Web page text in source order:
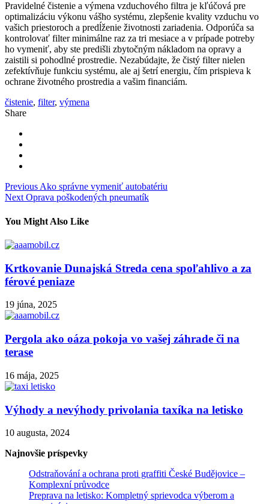
Pravidelné čistenie a výmena vzduchového filtra je kľúčová pre
optimalizáciu výkonu vášho systému, zlepšenie kvality vzduchu vo
vašich priestoroch a predĺženie životnosti zariadenia. Odporúča sa
kontrolovať filter minimálne raz za tri mesiace a v prípade potreby
ho vymeniť, aby ste predišli zbytočným nákladom na opravy a
zaistili si pohodlné prostredie. Nezabúdajte, že čistý filter nielen
zefektívňuje funkciu systému, ale aj šetrí energiu, čím prispieva k
ochrane životného prostredia a vašim financiám.
čistenie, filter, výmena
Share
Navigácia
v
článku
PreviousAko správne vymeniť autobatériu
Next Oprava poškodených pneumatík
You Might Also Like
Krtkovanie Dunajská Streda cena spoľahlivo a za
férové peniaze
19 júna, 2025
Pergola ako oáza pokoja vo vašej záhrade či na
terase
16 mája, 2025
Výhody a nevýhody privolania taxíka na letisko
10 augusta, 2024
Najnovšie príspevky
Odstraňování a ochrana proti graffiti České Budějovice –
Komplexní průvodce
Preprava na letisko: Kompletný sprievodca výberom a